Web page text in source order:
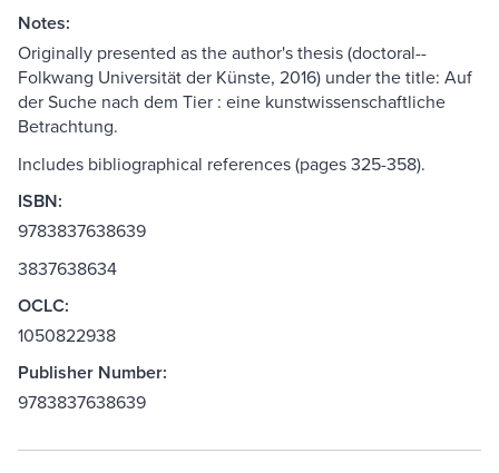
Notes:
Originally presented as the author's thesis (doctoral--
Folkwang Universität der Künste, 2016) under the title: Auf
der Suche nach dem Tier : eine kunstwissenschaftliche
Betrachtung.
Includes bibliographical references (pages 325-358).
ISBN:
9783837638639
3837638634
OCLC:
1050822938
Publisher Number:
9783837638639